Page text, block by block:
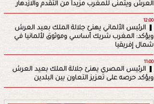
العرش ويتمنى للمغرب مزيداً من التقدم والازدهار
12:00
الرئيس الألماني يهنئ جلالة الملك بعيد العرش
ويؤكد: المغرب شريك أساسي وموثوق لألمانيا في
شمال إفريقيا
11:00
الرئيس المصري يهنئ جلالة الملك بعيد العرش
ويؤكد حرصه على تعزيز التعاون بين البلدين